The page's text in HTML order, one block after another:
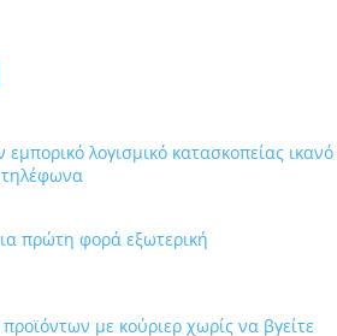
λογισμικό κατασκοπείας ικανό
τηλέφωνα
πρώτη φορά εξωτερική
με κούριερ χωρίς να βγείτε